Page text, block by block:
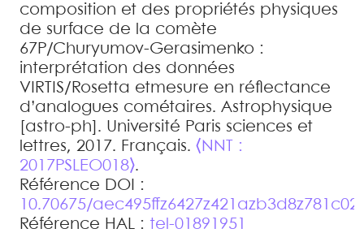
composition et des propriétés physiques
de surface de la comète
67P/Churyumov-Gerasimenko :
interprétation des données
VIRTIS/Rosetta etmesure en réflectance
d’analogues cométaires. Astrophysique
[astro-ph]. Université Paris sciences et
lettres, 2017. Français. ⟨NNT :
2017PSLEO018⟩.
Référence DOI :
10.70675/
Référence HAL : tel-01891951